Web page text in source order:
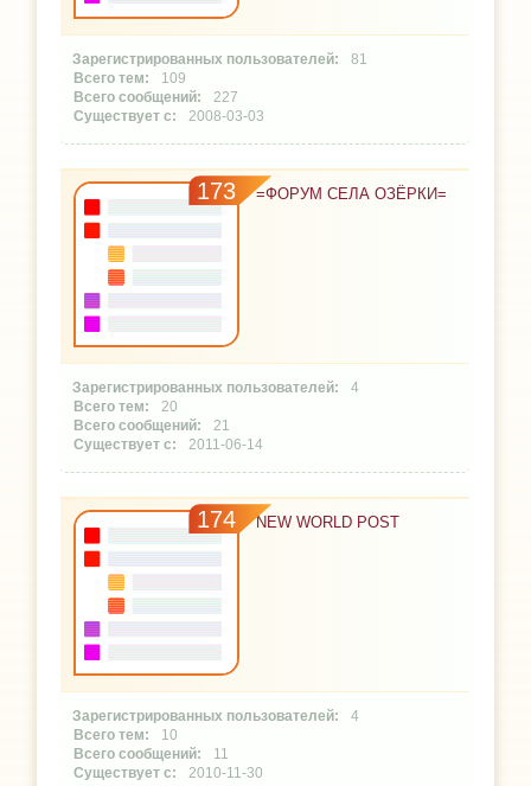
81
109
227
2008-03-03
173 =ФОРУМ СЕЛА ОЗЁРКИ=
4
20
21
2011-06-14
174 NEW WORLD POST
4
10
11
2010-11-30